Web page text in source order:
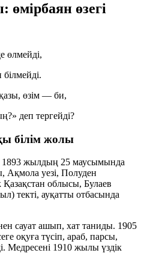
өзегі
өлмейді,
өзім — би,
деп тергейді?
білім жолы
жылдың 25 маусымында
Ақмола уезі, Полуден
Қазақстан облысы, Булаев
текті, ауқатты отбасында
сауат ашып, хат таниды. 1905
оқуға түсіп, араб, парсы,
Медресені 1910 жылы үздік